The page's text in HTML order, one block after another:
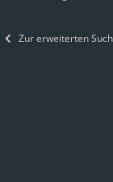
Zur erweiterten